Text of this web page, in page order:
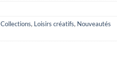
Collections, Loisirs créatifs, Nouveautés